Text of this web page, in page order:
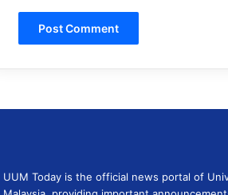
UUM Today is the official news portal of